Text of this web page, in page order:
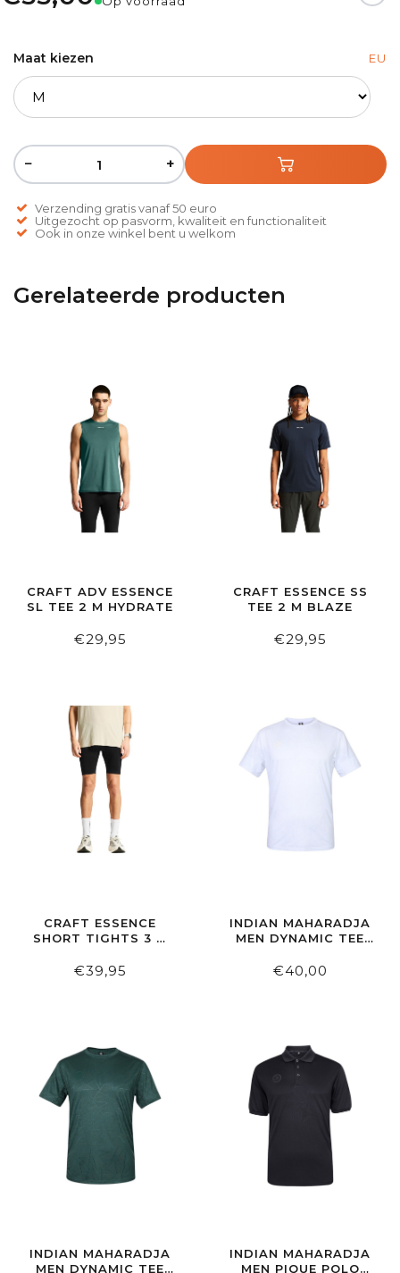
Maat kiezen EU
− +
Verzending gratis vanaf 50 euro
Uitgezocht op pasvorm, kwaliteit en functionaliteit
Ook in onze winkel bent u welkom
Gerelateerde producten
CRAFT ADV ESSENCE
SL TEE 2 M HYDRATE
€29,95
CRAFT ESSENCE SS
TEE 2 M BLAZE
€29,95
CRAFT ESSENCE
SHORT TIGHTS 3 M
€39,95
INDIAN MAHARADJA
MEN DYNAMIC TEE
€40,00
INDIAN MAHARADJA
MEN DYNAMIC TEE
INDIAN MAHARADJA
MEN PIQUE POLO